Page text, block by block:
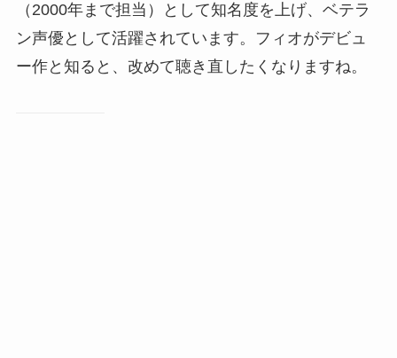
（2000年まで担当）として知名度を上げ、ベテラ
ン声優として活躍されています。フィオがデビュ
ー作と知ると、改めて聴き直したくなりますね。